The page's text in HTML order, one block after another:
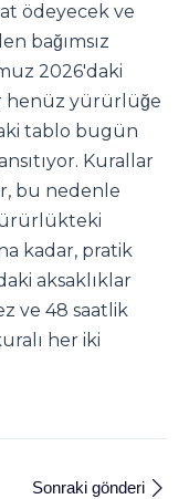
ödeyecek ve
bağımsız
2026'daki
henüz yürürlüğe
tablo bugün
Kurallar
bu nedenle
kadar, pratik
aksaklıklar
ve 48 saatlik
her iki
Sonraki gönderi